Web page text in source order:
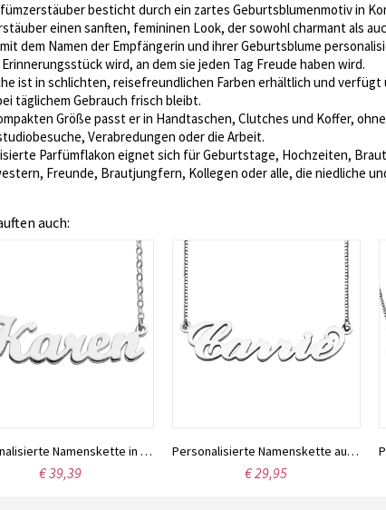
besticht durch ein zartes Geburtsblumenmotiv in
einen sanften, femininen Look, der sowohl charmant als
dem Namen der Empfängerin und ihrer Geburtsblume
wird, an dem sie jeden Tag Freude haben wird.
ist in schlichten, reisefreundlichen Farben erhältlich und
täglichem Gebrauch frisch bleibt.
Größe passt er in Handtaschen, Clutches und Koffer,
Verabredungen oder die Arbeit.
Parfümflakon eignet sich für Geburtstage, Hochzeiten,
Freunde, Brautjungfern, Kollegen oder alle, die niedliche
auch:
Personalisierte Namenskette in Schreibschrift, Sterlingsilber
€ 39,39
Personalisierte Namenskette aus 925er Sterlingsilber – das perfekte Geschenk zum Valentinstag, Jahrestag oder Geburtstag für Sie.
€ 29,95